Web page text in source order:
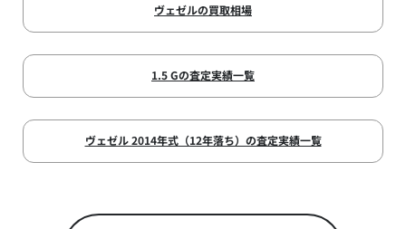
ヴェゼルの買取相場
1.5 Gの査定実績一覧
ヴェゼル 2014年式（12年落ち）の査定実績一覧